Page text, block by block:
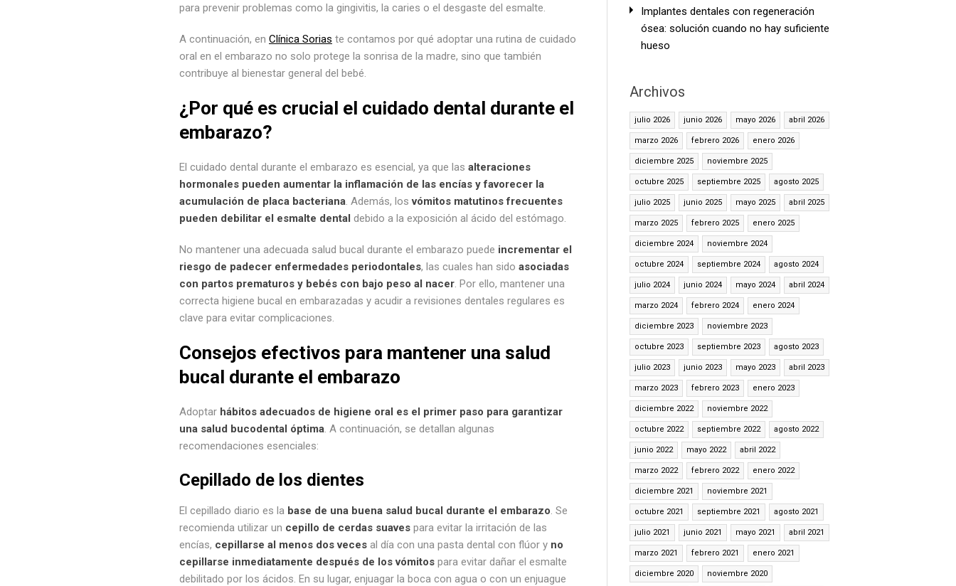
para prevenir problemas como la gingivitis, la caries o el desgaste del esmalte.
A continuación, en Clínica Sorias te contamos por qué adoptar una rutina de cuidado
oral en el embarazo no solo protege la sonrisa de la madre, sino que también
contribuye al bienestar general del bebé.
¿Por qué es crucial el cuidado dental durante el
embarazo?
El cuidado dental durante el embarazo es esencial, ya que las alteraciones
hormonales pueden aumentar la inflamación de las encías y favorecer la
acumulación de placa bacteriana . Además, losvómitos matutinos frecuentes
pueden debilitar el esmalte dental debido a la exposición al ácido del estómago.
No mantener una adecuada salud bucal durante el embarazo puede incrementar el
riesgo de padecer enfermedades periodontales, las cuales han sido asociadas
con partos prematuros y bebés con bajo peso al nacer . Por ello, mantener una
correcta higiene bucal en embarazadas y acudir a revisiones dentales regulares es
clave para evitar complicaciones.
Consejos efectivos para mantener una salud
bucal durante el embarazo
Adoptar hábitos adecuados de higiene oral es el primer paso para garantizar
una salud bucodental óptima . A continuación, se detallan algunas
recomendaciones esenciales:
Cepillado de los dientes
El cepillado diario es la base de una buena salud bucal durante el embarazo . Se
recomienda utilizar un cepillo de cerdas suaves para evitar la irritación de las
encías, cepillarse al menos dos veces al día con una pasta dental con flúor y no
cepillarse inmediatamente después de los vómitos para evitar dañar el esmalte
debilitado por los ácidos. En su lugar, enjuagar la boca con agua o con un enjuague
Implantes dentales con regeneración
ósea: solución cuando no hay suficiente
hueso
Archivos
julio 2026 junio 2026 mayo 2026 abril 2026
marzo 2026 febrero 2026 enero 2026
diciembre 2025 noviembre 2025
octubre 2025 septiembre 2025 agosto 2025
julio 2025 junio 2025 mayo 2025 abril 2025
marzo 2025 febrero 2025 enero 2025
diciembre 2024 noviembre 2024
octubre 2024 septiembre 2024 agosto 2024
julio 2024 junio 2024 mayo 2024 abril 2024
marzo 2024 febrero 2024 enero 2024
diciembre 2023 noviembre 2023
octubre 2023 septiembre 2023 agosto 2023
julio 2023 junio 2023 mayo 2023 abril 2023
marzo 2023 febrero 2023 enero 2023
diciembre 2022 noviembre 2022
octubre 2022 septiembre 2022 agosto 2022
junio 2022 mayo 2022 abril 2022
marzo 2022 febrero 2022 enero 2022
diciembre 2021 noviembre 2021
octubre 2021 septiembre 2021 agosto 2021
julio 2021 junio 2021 mayo 2021 abril 2021
marzo 2021 febrero 2021 enero 2021
diciembre 2020 noviembre 2020